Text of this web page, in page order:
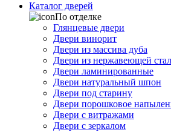
Каталог дверей
По отделке
Глянцевые двери
Двери винорит
Двери из массива дуба
Двери из нержавеющей
Двери ламинированные
Двери натуральный шпон
Двери под старину
Двери порошковое
Двери с витражами
Двери с зеркалом